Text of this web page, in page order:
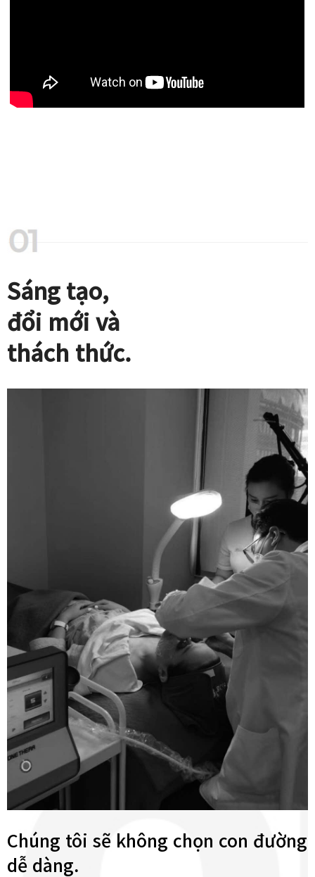
Sáng tạo,
đổi mới và
thách thức.
Chúng tôi sẽ không chọn con đường
dễ dàng.